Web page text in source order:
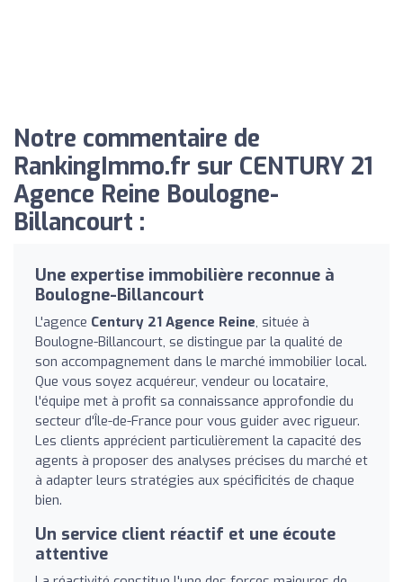
Notre commentaire de
RankingImmo.fr sur CENTURY 21
Agence Reine Boulogne-
Billancourt :
Une expertise immobilière reconnue à
Boulogne-Billancourt
L'agence Century 21 Agence Reine, située à
Boulogne-Billancourt, se distingue par la qualité de
son accompagnement dans le marché immobilier local.
Que vous soyez acquéreur, vendeur ou locataire,
l'équipe met à profit sa connaissance approfondie du
secteur d'Île-de-France pour vous guider avec rigueur.
Les clients apprécient particulièrement la capacité des
agents à proposer des analyses précises du marché et
à adapter leurs stratégies aux spécificités de chaque
bien.
Un service client réactif et une écoute
attentive